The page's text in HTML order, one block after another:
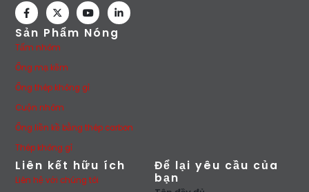
Sản Phẩm Nóng
Tấm nhôm
Ống mạ kẽm
Ống thép không gỉ
Cuộn nhôm
Ống liền kề bằng thép carbon
Thép không gỉ
Liên kết hữu ích
Liên hệ với chúng tôi
Để lại yêu cầu của
bạn